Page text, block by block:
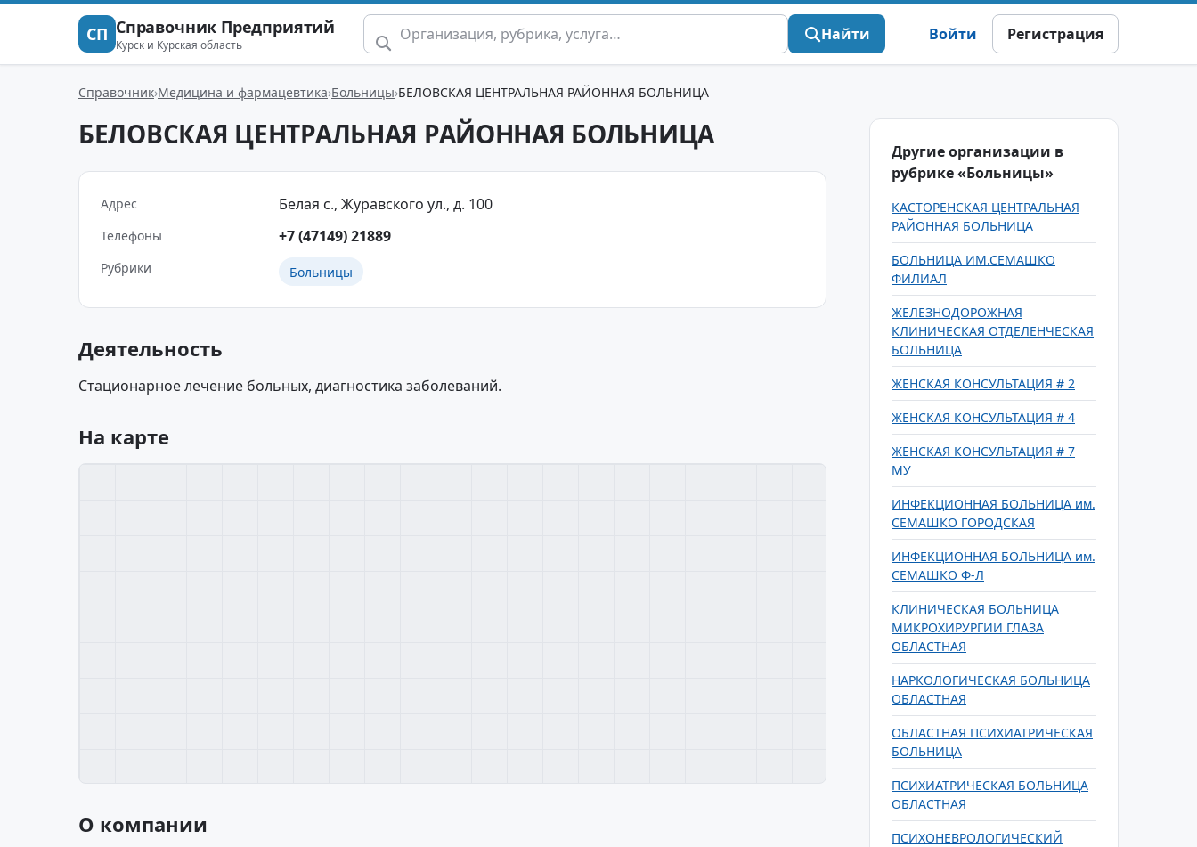
СП Справочник Предприятий
Курск и Курская область
Найти Войти Регистрация
Справочник Медицина и фармацевтика Больницы БЕЛОВСКАЯ ЦЕНТРАЛЬНАЯ РАЙОННАЯ БОЛЬНИЦА
БЕЛОВСКАЯ ЦЕНТРАЛЬНАЯ РАЙОННАЯ БОЛЬНИЦА
Адрес Белая с., Журавского ул., д. 100
Телефоны +7 (47149) 21889
Рубрики Больницы
Деятельность
Стационарное лечение больных, диагностика заболеваний.
На карте
О компании
Другие организации в
рубрике «Больницы»
КАСТОРЕНСКАЯ ЦЕНТРАЛЬНАЯ
РАЙОННАЯ БОЛЬНИЦА
БОЛЬНИЦА ИМ.СЕМАШКО
ФИЛИАЛ
ЖЕЛЕЗНОДОРОЖНАЯ
КЛИНИЧЕСКАЯ ОТДЕЛЕНЧЕСКАЯ
БОЛЬНИЦА
ЖЕНСКАЯ КОНСУЛЬТАЦИЯ # 2
ЖЕНСКАЯ КОНСУЛЬТАЦИЯ # 4
ЖЕНСКАЯ КОНСУЛЬТАЦИЯ # 7
МУ
ИНФЕКЦИОННАЯ БОЛЬНИЦА им.
СЕМАШКО ГОРОДСКАЯ
ИНФЕКЦИОННАЯ БОЛЬНИЦА им.
СЕМАШКО Ф-Л
КЛИНИЧЕСКАЯ БОЛЬНИЦА
МИКРОХИРУРГИИ ГЛАЗА
ОБЛАСТНАЯ
НАРКОЛОГИЧЕСКАЯ БОЛЬНИЦА
ОБЛАСТНАЯ
ОБЛАСТНАЯ ПСИХИАТРИЧЕСКАЯ
БОЛЬНИЦА
ПСИХИАТРИЧЕСКАЯ БОЛЬНИЦА
ОБЛАСТНАЯ
ПСИХОНЕВРОЛОГИЧЕСКИЙ